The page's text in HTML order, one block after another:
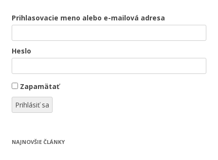
ť
:
Prihlasovacie meno alebo e-mailová adresa
Heslo
Zapamätať
Prihlásiť sa
NAJNOVŠIE ČLÁNKY